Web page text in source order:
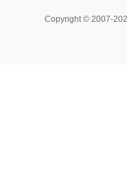
Copyright © 2007-